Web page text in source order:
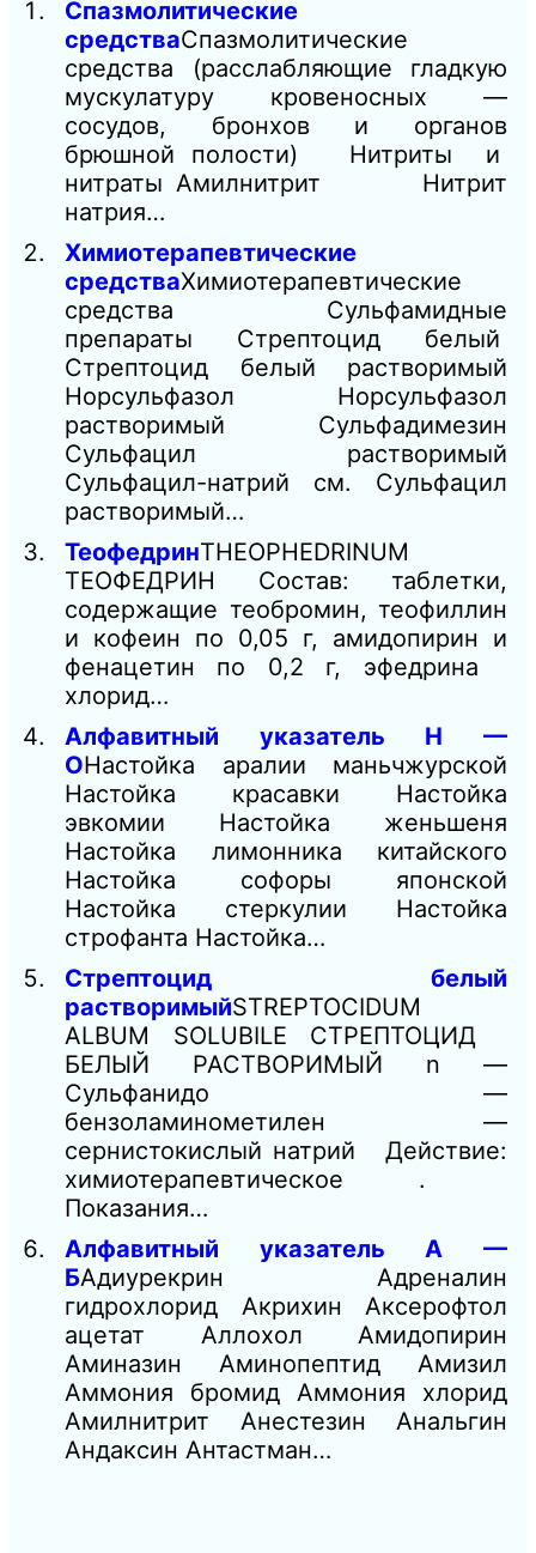
Спазмолитические
средстваСпазмолитические
средства (расслабляющие гладкую
мускулатуру кровеносных —
сосудов, бронхов и органов
брюшной полости) Нитриты и
нитраты Амилнитрит Нитрит
натрия…
Химиотерапевтические
средстваХимиотерапевтические
средства Сульфамидные
препараты Стрептоцид белый
Стрептоцид белый растворимый
Норсульфазол Норсульфазол
растворимый Сульфадимезин
Сульфацил растворимый
Сульфацил-натрий см. Сульфацил
растворимый…
ТеофедринTHEOPHEDRINUM
ТЕОФЕДРИН Состав: таблетки,
содержащие теобромин, теофиллин
и кофеин по 0,05 г, амидопирин и
фенацетин по 0,2 г, эфедрина
хлорид…
Алфавитный указатель Н —
ОНастойка аралии маньчжурской
Настойка красавки Настойка
эвкомии Настойка женьшеня
Настойка лимонника китайского
Настойка софоры японской
Настойка стеркулии Настойка
строфанта Настойка…
Стрептоцид белый
растворимыйSTREPTOCIDUM
ALBUM SOLUBILE СТРЕПТОЦИД
БЕЛЫЙ РАСТВОРИМЫЙ n —
Сульфанидо —
бензоламинометилен —
сернистокислый натрий Действие:
химиотерапевтическое .
Показания…
Алфавитный указатель А —
БАдиурекрин Адреналин
гидрохлорид Акрихин Аксерофтол
ацетат Аллохол Амидопирин
Аминазин Аминопептид Амизил
Аммония бромид Аммония хлорид
Амилнитрит Анестезин Анальгин
Андаксин Антастман…